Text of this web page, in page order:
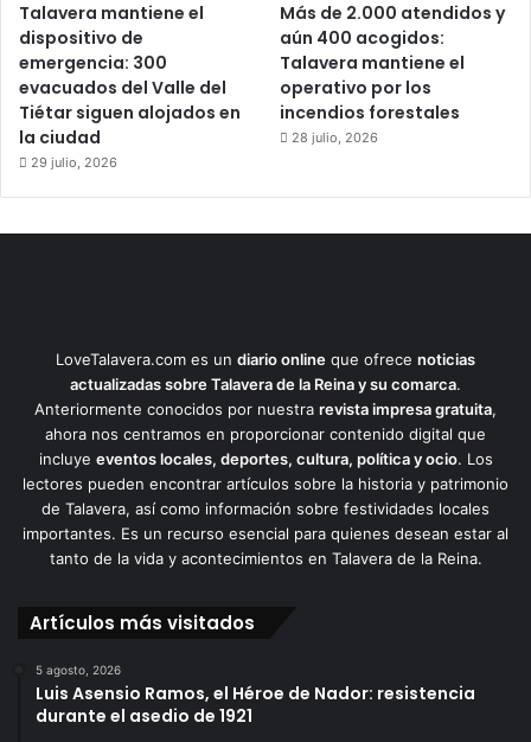
Talavera mantiene el
dispositivo de
emergencia: 300
evacuados del Valle del
Tiétar siguen alojados en
la ciudad
29 julio, 2026
Más de 2.000 atendidos y
aún 400 acogidos:
Talavera mantiene el
operativo por los
incendios forestales
28 julio, 2026
LoveTalavera.com es un diario online que ofrece noticias
actualizadas sobre Talavera de la Reina y su comarca.
Anteriormente conocidos por nuestra revista impresa gratuita,
ahora nos centramos en proporcionar contenido digital que
incluye eventos locales, deportes, cultura, política y ocio. Los
lectores pueden encontrar artículos sobre la historia y patrimonio
de Talavera, así como información sobre festividades locales
importantes. Es un recurso esencial para quienes desean estar al
tanto de la vida y acontecimientos en Talavera de la Reina.
Artículos más visitados
5 agosto, 2026
Luis Asensio Ramos, el Héroe de Nador: resistencia
durante el asedio de 1921